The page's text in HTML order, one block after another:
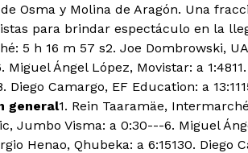
Osma y Molina de Aragón. Una
para brindar espectáculo en la
5 h 16 m 57 s2. Joe Dombrowski,
Ángel López, Movistar: a
Diego Camargo, EF Education: a
general1. Rein Taaramäe,
Jumbo Visma: a 0:30---6. Miguel
Henao, Qhubeka: a 6:15130. Diego